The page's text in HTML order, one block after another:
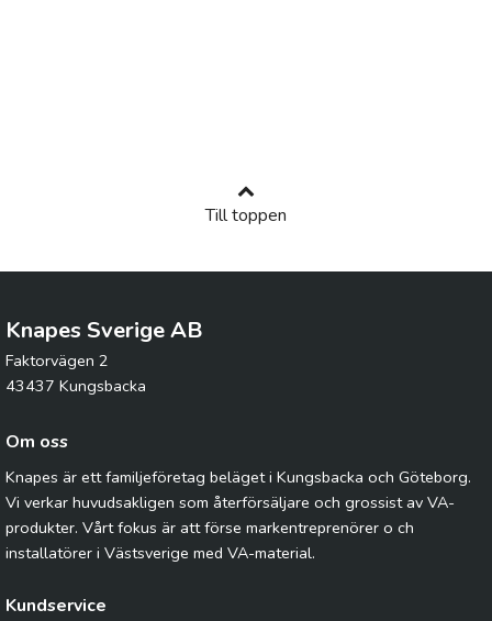
Till toppen
Knapes Sverige AB
Faktorvägen 2
43437 Kungsbacka
Om oss
Knapes är ett familjeföretag beläget i Kungsbacka och Göteborg.
Vi verkar huvudsakligen som återförsäljare och grossist av VA-
produkter. Vårt fokus är att förse markentreprenörer o ch
installatörer i Västsverige med VA-material.
Kundservice